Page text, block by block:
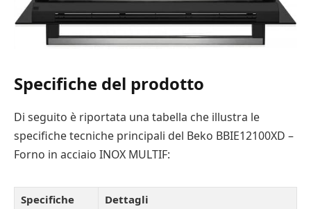
Specifiche del prodotto
Di seguito è riportata una tabella che illustra le
specifiche tecniche principali del Beko BBIE12100XD –
Forno in acciaio INOX MULTIF:
Specifiche
Dettagli